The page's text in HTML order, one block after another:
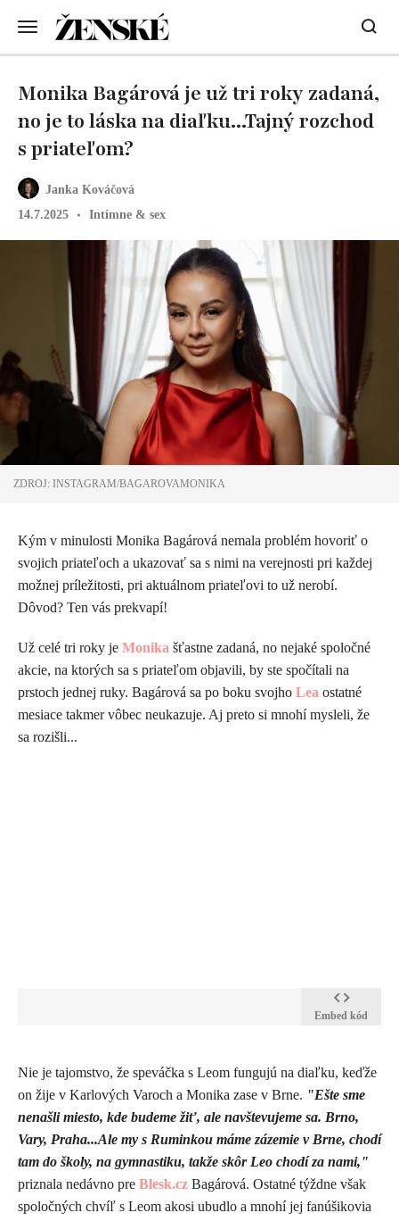
Janka Kováčová
14.7.2025
Intímne & sex
Monika Bagárová je už tri roky zadaná,
no je to láska na diaľku...Tajný rozchod
s priateľom?
ZDROJ: INSTAGRAM/BAGAROVAMONIKA
Kým v minulosti Monika Bagárová nemala problém hovoriť o
svojich priateľoch a ukazovať sa s nimi na verejnosti pri každej
možnej príležitosti, pri aktuálnom priateľovi to už nerobí.
Dôvod? Ten vás prekvapí!
Už celé tri roky je Monika šťastne zadaná, no nejaké spoločné
akcie, na ktorých sa s priateľom objavili, by ste spočítali na
prstoch jednej ruky. Bagárová sa po boku svojho Lea ostatné
mesiace takmer vôbec neukazuje. Aj preto si mnohí mysleli, že
sa rozišli...
Embed kód
​Nie je tajomstvo, že speváčka s Leom fungujú na diaľku, keďže
on žije v Karlových Varoch a Monika zase v Brne. "Ešte sme
nenašli miesto, kde budeme žiť, ale navštevujeme sa. Brno,
Vary, Praha...Ale my s Ruminkou máme zázemie v Brne, chodí
tam do školy, na gymnastiku, takže skôr Leo chodí za nami,"
priznala nedávno pre Blesk.cz Bagárová. Ostatné týždne však
spoločných chvíľ s Leom akosi ubudlo a mnohí jej fanúšikovia